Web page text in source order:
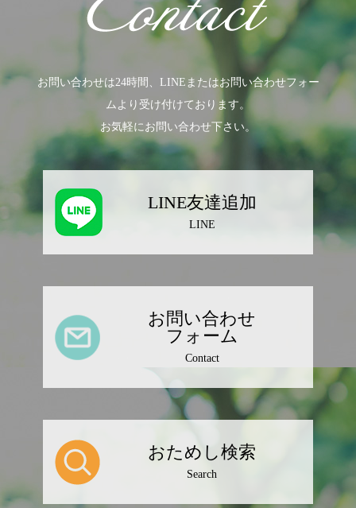
お問い合わせは24時間、LINEまたはお問い合わせフォー
ムより受け付けております。
お気軽にお問い合わせ下さい。
LINE友達追加
LINE
お問い合わせ
フォーム
Contact
おためし検索
Search